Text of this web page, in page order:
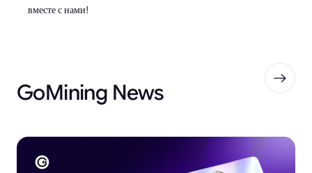
вместе с нами!
GoMining News